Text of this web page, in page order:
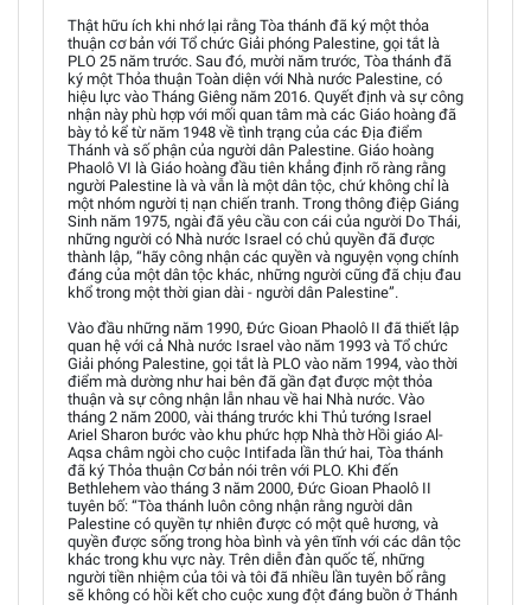
Thật hữu ích khi nhớ lại rằng Tòa thánh đã ký một thỏa
thuận cơ bản với Tổ chức Giải phóng Palestine, gọi tắt là
PLO 25 năm trước. Sau đó, mười năm trước, Tòa thánh đã
ký một Thỏa thuận Toàn diện với Nhà nước Palestine, có
hiệu lực vào Tháng Giêng năm 2016. Quyết định và sự công
nhận này phù hợp với mối quan tâm mà các Giáo hoàng đã
bày tỏ kể từ năm 1948 về tình trạng của các Địa điểm
Thánh và số phận của người dân Palestine. Giáo hoàng
Phaolô VI là Giáo hoàng đầu tiên khẳng định rõ ràng rằng
người Palestine là và vẫn là một dân tộc, chứ không chỉ là
một nhóm người tị nạn chiến tranh. Trong thông điệp Giáng
Sinh năm 1975, ngài đã yêu cầu con cái của người Do Thái,
những người có Nhà nước Israel có chủ quyền đã được
thành lập, “hãy công nhận các quyền và nguyện vọng chính
đáng của một dân tộc khác, những người cũng đã chịu đau
khổ trong một thời gian dài - người dân Palestine”.
Vào đầu những năm 1990, Đức Gioan Phaolô II đã thiết lập
quan hệ với cả Nhà nước Israel vào năm 1993 và Tổ chức
Giải phóng Palestine, gọi tắt là PLO vào năm 1994, vào thời
điểm mà dường như hai bên đã gần đạt được một thỏa
thuận và sự công nhận lẫn nhau về hai Nhà nước. Vào
tháng 2 năm 2000, vài tháng trước khi Thủ tướng Israel
Ariel Sharon bước vào khu phức hợp Nhà thờ Hồi giáo Al-
Aqsa châm ngòi cho cuộc Intifada lần thứ hai, Tòa thánh
đã ký Thỏa thuận Cơ bản nói trên với PLO. Khi đến
Bethlehem vào tháng 3 năm 2000, Đức Gioan Phaolô II
tuyên bố: “Tòa thánh luôn công nhận rằng người dân
Palestine có quyền tự nhiên được có một quê hương, và
quyền được sống trong hòa bình và yên tĩnh với các dân tộc
khác trong khu vực này. Trên diễn đàn quốc tế, những
người tiền nhiệm của tôi và tôi đã nhiều lần tuyên bố rằng
sẽ không có hồi kết cho cuộc xung đột đáng buồn ở Thánh